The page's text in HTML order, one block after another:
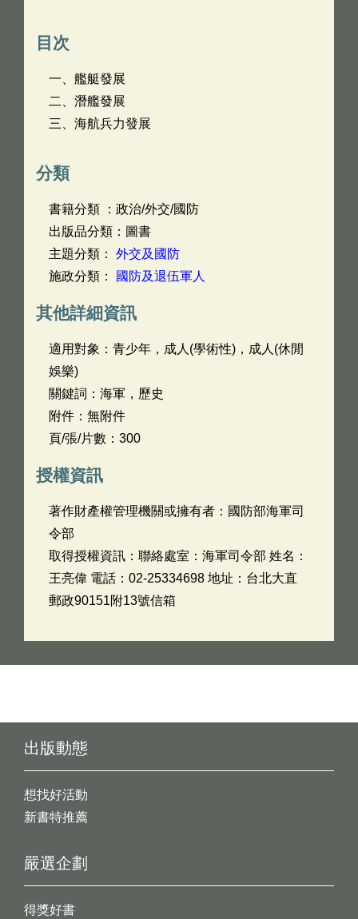
目次
一、艦艇發展
二、潛艦發展
三、海航兵力發展
分類
書籍分類 ：政治/外交/國防
出版品分類：圖書
主題分類： 外交及國防
施政分類：
國防及退伍軍人
其他詳細資訊
適用對象：青少年，成人(學術性)，成人(休閒
娛樂)
關鍵詞：海軍，歷史
附件：無附件
頁/張/片數：300
授權資訊
著作財產權管理機關或擁有者：國防部海軍司
令部
取得授權資訊：聯絡處室：海軍司令部 姓名：
王亮偉 電話：02-25334698 地址：台北大直
郵政90151附13號信箱
出版動態
想找好活動
新書特推薦
嚴選企劃
得獎好書